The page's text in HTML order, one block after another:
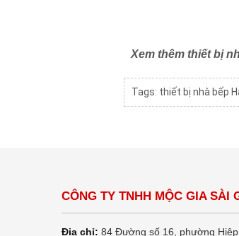
Xem thêm thiết bị
Tags: thiết bị nhà bếp
CÔNG TY TNHH MỘC GIA SÀI
Địa chỉ: 84 Đường số 16, phường Hiệp